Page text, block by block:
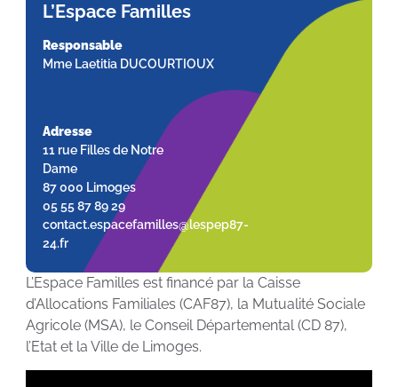
L’Espace Familles
Responsable
Mme Laetitia DUCOURTIOUX
Adresse
11 rue Filles de Notre
Dame
87 000 Limoges
05 55 87 89 29
contact.espacefamilles@lespep87-
24.fr
L’Espace Familles est financé par la Caisse
d’Allocations Familiales (CAF87), la Mutualité Sociale
Agricole (MSA), le Conseil Départemental (CD 87),
l’Etat et la Ville de Limoges.